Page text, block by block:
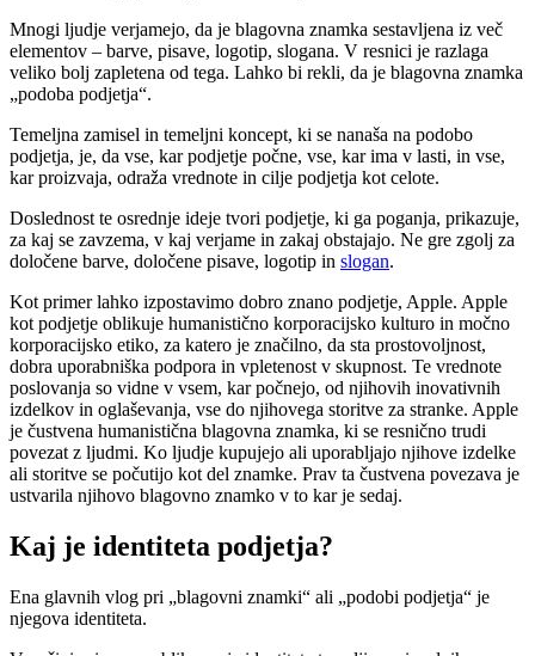
Mnogi ljudje verjamejo, da je blagovna znamka sestavljena iz več
elementov – barve, pisave, logotip, slogana. V resnici je razlaga
veliko bolj zapletena od tega. Lahko bi rekli, da je blagovna znamka
„podoba podjetja“.
Temeljna zamisel in temeljni koncept, ki se nanaša na podobo
podjetja, je, da vse, kar podjetje počne, vse, kar ima v lasti, in vse,
kar proizvaja, odraža vrednote in cilje podjetja kot celote.
Doslednost te osrednje ideje tvori podjetje, ki ga poganja, prikazuje,
za kaj se zavzema, v kaj verjame in zakaj obstajajo. Ne gre zgolj za
določene barve, določene pisave, logotip in slogan.
Kot primer lahko izpostavimo dobro znano podjetje, Apple. Apple
kot podjetje oblikuje humanistično korporacijsko kulturo in močno
korporacijsko etiko, za katero je značilno, da sta prostovoljnost,
dobra uporabniška podpora in vpletenost v skupnost. Te vrednote
poslovanja so vidne v vsem, kar počnejo, od njihovih inovativnih
izdelkov in oglaševanja, vse do njihovega storitve za stranke. Apple
je čustvena humanistična blagovna znamka, ki se resnično trudi
povezat z ljudmi. Ko ljudje kupujejo ali uporabljajo njihove izdelke
ali storitve se počutijo kot del znamke. Prav ta čustvena povezava je
ustvarila njihovo blagovno znamko v to kar je sedaj.
Kaj je identiteta podjetja?
Ena glavnih vlog pri „blagovni znamki“ ali „podobi podjetja“ je
njegova identiteta.